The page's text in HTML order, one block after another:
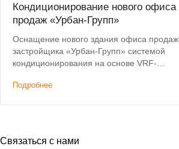
Кондиционирование нового офиса
продаж «Урбан-Групп»
Оснащение нового здания офиса продаж
застройщика «Урбан-Групп» системой
кондиционирования на основе VRF-
Подробнее
Связаться с нами